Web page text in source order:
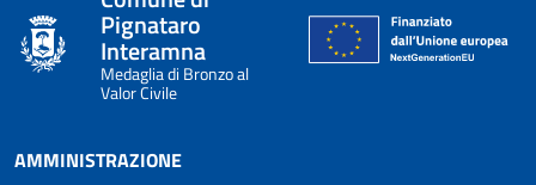
Pignataro
Interamna
Medaglia di Bronzo al
Valor Civile
AMMINISTRAZIONE